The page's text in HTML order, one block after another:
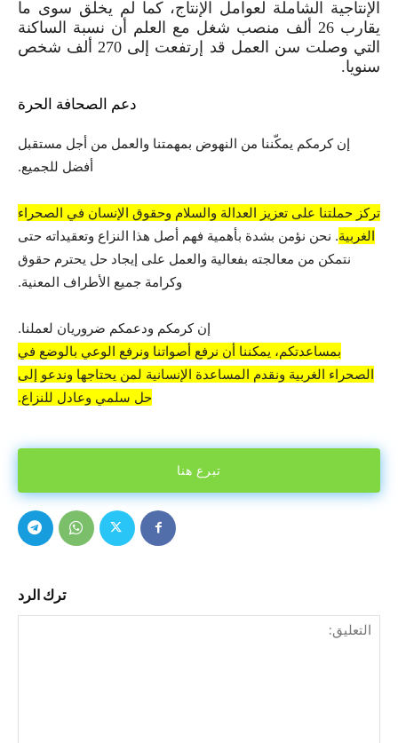
الإنتاجية الشاملة لعوامل الإنتاج، كما لم يخلق سوى ما
يقارب 26 ألف منصب شغل مع العلم أن نسبة الساكنة
التي وصلت سن العمل قد إرتفعت إلى 270 ألف شخص
سنويا.
دعم الصحافة الحرة
إن كرمكم يمكّننا من النهوض بمهمتنا والعمل من أجل مستقبل
أفضل للجميع.
تركز حملتنا على تعزيز العدالة والسلام وحقوق الإنسان في الصحراء
الغربية. نحن نؤمن بشدة بأهمية فهم أصل هذا النزاع وتعقيداته حتى
نتمكن من معالجته بفعالية والعمل على إيجاد حل يحترم حقوق
وكرامة جميع الأطراف المعنية.
إن كرمكم ودعمكم ضروريان لعملنا.
بمساعدتكم، يمكننا أن نرفع أصواتنا ونرفع الوعي بالوضع في
الصحراء الغربية ونقدم المساعدة الإنسانية لمن يحتاجها وندعو إلى
حل سلمي وعادل للنزاع.
تبرع هنا
ترك الرد